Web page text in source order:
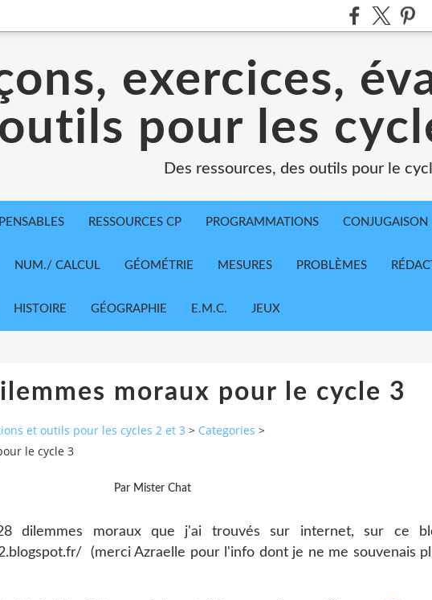
exercices,
outils pour les
Des ressources, des outils pour le
RESSOURCES CP PROGRAMMATIONS CONJUGAISON
NUM./ CALCUL GÉOMÉTRIE MESURES PROBLÈMES
HISTOIRE GÉOGRAPHIE E.M.C. JEUX
moraux pour le cycle 3
et outils pour les cycles 2 et 3 > Categories >
le cycle 3
Par Mister Chat
dilemmes moraux que j'ai trouvés sur internet, sur ce
(merci Azraelle pour l'info dont je ne me souvenais